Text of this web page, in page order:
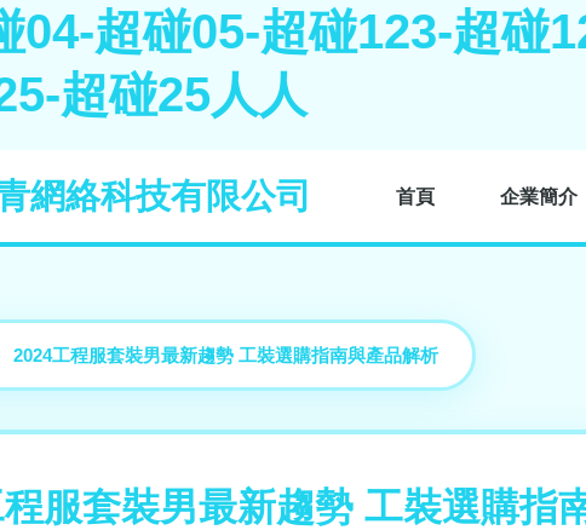
04-超碰05-超碰123-超碰
超碰25人人
網絡科技有限公司 首頁 企業簡介
2024工程服套裝男最新趨勢 工裝選購指南與產品解析
服套裝男最新趨勢 工裝選購指